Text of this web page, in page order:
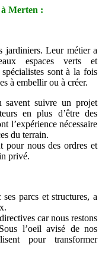
à Merten :
jardiniers. Leur métier a
espaces verts et
sont à la fois
à embellir ou à créer.
savent suivre un projet
en plus d’être des
l’expérience nécessaire
du terrain.
pour nous des ordres et
privé.
parcs et structures, a
car nous restons
l’oeil avisé de nos
pour transformer